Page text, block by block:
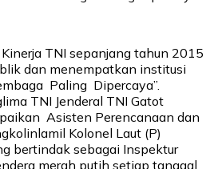
Kinerja TNI sepanjang tahun 2015
dan menempatkan institusi
Paling Dipercaya”.
TNI Jenderal TNI Gatot
Asisten Perencanaan dan
Kolonel Laut (P)
bertindak sebagai Inspektur
merah putih setiap tanggal